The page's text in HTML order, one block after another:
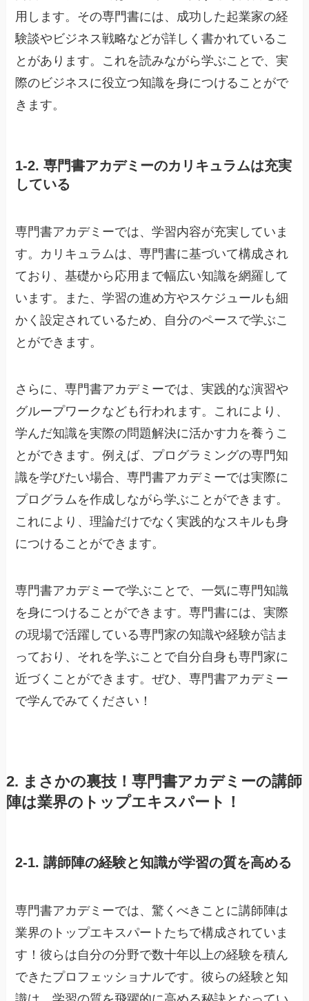
用します。その専門書には、成功した起業家の経
験談やビジネス戦略などが詳しく書かれているこ
とがあります。これを読みながら学ぶことで、実
際のビジネスに役立つ知識を身につけることがで
きます。
1-2. 専門書アカデミーのカリキュラムは充実
している
専門書アカデミーでは、学習内容が充実していま
す。カリキュラムは、専門書に基づいて構成され
ており、基礎から応用まで幅広い知識を網羅して
います。また、学習の進め方やスケジュールも細
かく設定されているため、自分のペースで学ぶこ
とができます。
さらに、専門書アカデミーでは、実践的な演習や
グループワークなども行われます。これにより、
学んだ知識を実際の問題解決に活かす力を養うこ
とができます。例えば、プログラミングの専門知
識を学びたい場合、専門書アカデミーでは実際に
プログラムを作成しながら学ぶことができます。
これにより、理論だけでなく実践的なスキルも身
につけることができます。
専門書アカデミーで学ぶことで、一気に専門知識
を身につけることができます。専門書には、実際
の現場で活躍している専門家の知識や経験が詰ま
っており、それを学ぶことで自分自身も専門家に
近づくことができます。ぜひ、専門書アカデミー
で学んでみてください！
2. まさかの裏技！専門書アカデミーの講師
陣は業界のトップエキスパート！
2-1. 講師陣の経験と知識が学習の質を高める
専門書アカデミーでは、驚くべきことに講師陣は
業界のトップエキスパートたちで構成されていま
す！彼らは自分の分野で数十年以上の経験を積ん
できたプロフェッショナルです。彼らの経験と知